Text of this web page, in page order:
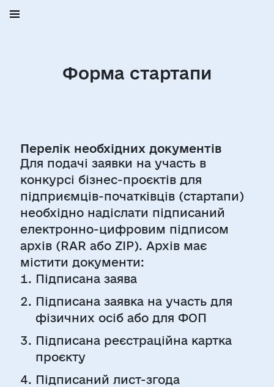
Форма стартапи
Перелік необхідних документів
Для подачі заявки на участь в
конкурсі бізнес-проєктів для
підприємців-початківців (стартапи)
необхідно надіслати підписаний
електронно-цифровим підписом
архів (RAR або ZIP). Архів має
містити документи:
Підписана заява
Підписана заявка на участь для
фізичних осіб або для ФОП
Підписана реєстраційна картка
проєкту
Підписаний лист-згода